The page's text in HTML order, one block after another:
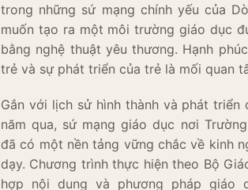
trong những sứ mạng chính yếu của
muốn tạo ra một môi trường giáo dục
bằng nghệ thuật yêu thương. Hạnh
trẻ và sự phát triển của trẻ là mối quan
Gắn với lịch sử hình thành và phát triển
năm qua, sứ mạng giáo dục nơi
đã có một nền tảng vững chắc về kinh
dạy. Chương trình thực hiện theo Bộ
hợp nội dung và phương pháp giáo